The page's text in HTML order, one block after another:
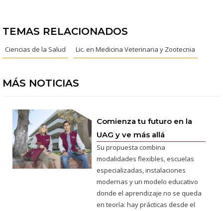
TEMAS RELACIONADOS
Ciencias de la Salud Lic. en Medicina Veterinaria y Zootecnia
MÁS NOTICIAS
Comienza tu futuro en la
UAG y ve más allá
Su propuesta combina
modalidades flexibles, escuelas
especializadas, instalaciones
modernas y un modelo educativo
donde el aprendizaje no se queda
en teoría: hay prácticas desde el